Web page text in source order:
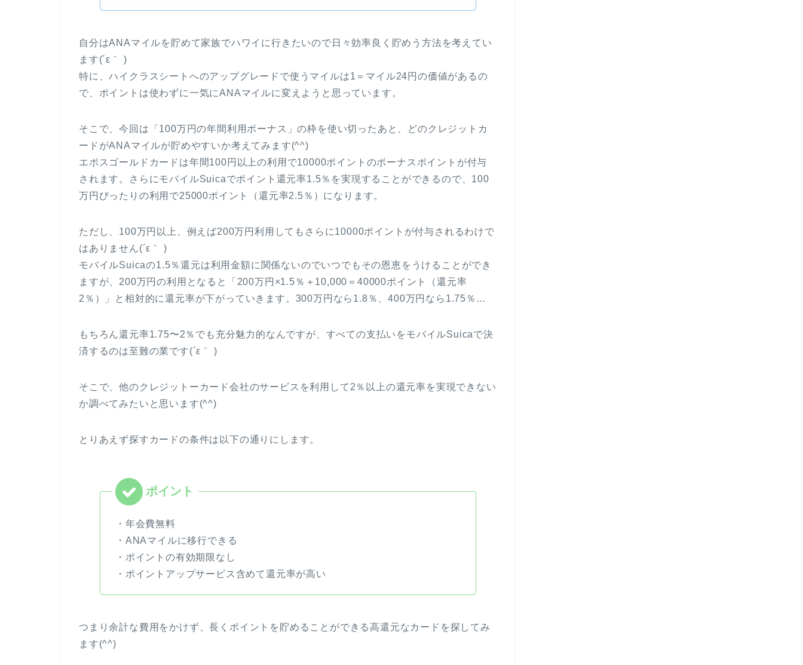
自分はANAマイルを貯めて家族でハワイに行きたいので日々効率良く貯めう方法を考えてい
ます(´ε｀ )
特に、ハイクラスシートへのアップグレードで使うマイルは1＝マイル24円の価値があるの
で、ポイントは使わずに一気にANAマイルに変えようと思っています。
そこで、今回は「100万円の年間利用ボーナス」の枠を使い切ったあと、どのクレジットカ
ードがANAマイルが貯めやすいか考えてみます(^^)
エポスゴールドカードは年間100円以上の利用で10000ポイントのボーナスポイントが付与
されます。さらにモバイルSuicaでポイント還元率1.5％を実現することができるので、100
万円ぴったりの利用で25000ポイント（還元率2.5％）になります。
ただし、100万円以上、例えば200万円利用してもさらに10000ポイントが付与されるわけで
はありません(´ε｀ )
モバイルSuicaの1.5％還元は利用金額に関係ないのでいつでもその恩恵をうけることができ
ますが、200万円の利用となると「200万円×1.5％＋10,000＝40000ポイント（還元率
2％）」と相対的に還元率が下がっていきます。300万円なら1.8％、400万円なら1.75％…
もちろん還元率1.75〜2％でも充分魅力的なんですが、すべての支払いをモバイルSuicaで決
済するのは至難の業です(´ε｀ )
そこで、他のクレジットーカード会社のサービスを利用して2％以上の還元率を実現できない
か調べてみたいと思います(^^)
とりあえず探すカードの条件は以下の通りにします。
・年会費無料
・ANAマイルに移行できる
・ポイントの有効期限なし
・ポイントアップサービス含めて還元率が高い
つまり余計な費用をかけず、長くポイントを貯めることができる高還元なカードを探してみ
ます(^^)